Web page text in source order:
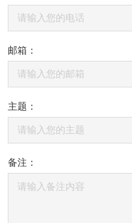
邮箱：
主题：
备注：